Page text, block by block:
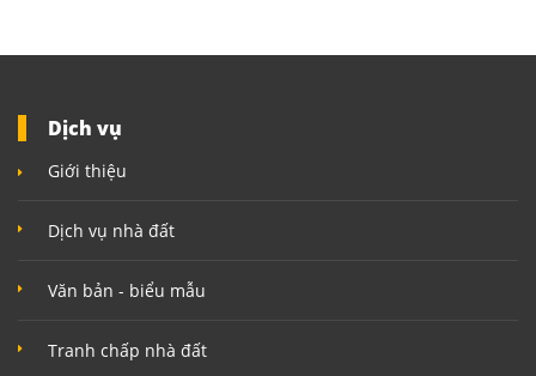
Dịch vụ
Giới thiệu
Dịch vụ nhà đất
Văn bản - biểu mẫu
Tranh chấp nhà đất